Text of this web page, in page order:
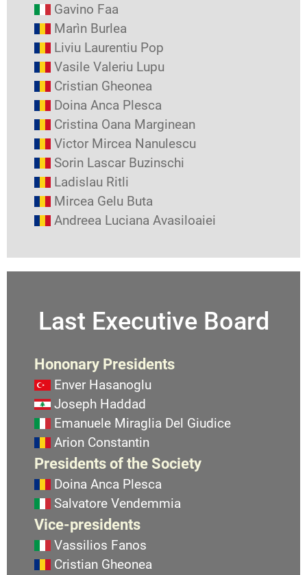
Gavino Faa
Marìn Burlea
Liviu Laurentiu Pop
Vasile Valeriu Lupu
Cristian Gheonea
Doina Anca Plesca
Cristina Oana Marginean
Victor Mircea Nanulescu
Sorin Lascar Buzinschi
Ladislau Ritli
Mircea Gelu Buta
Andreea Luciana Avasiloaiei
Last Executive Board
Hononary Presidents
Enver Hasanoglu
Joseph Haddad
Emanuele Miraglia Del Giudice
Arion Constantin
Presidents of the Society
Doina Anca Plesca
Salvatore Vendemmia
Vice-presidents
Vassilios Fanos
Cristian Gheonea